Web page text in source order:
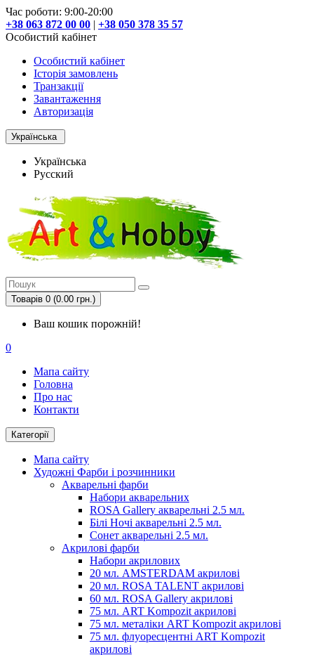
Час роботи: 9:00-20:00
+38 063 872 00 00 | +38 050 378 35 57
Особистий кабінет
Особистий кабінет
Історія замовлень
Транзакції
Завантаження
Авторизація
Українська
Українська
Русский
Товарів 0 (0.00 грн.)
Ваш кошик порожній!
0
Мапа сайту
Головна
Про нас
Контакти
Категорії
Мапа сайту
Художні Фарби і розчинники
Акварельні фарби
Набори акварельних
ROSA Gallery акварельні 2.5 мл.
Білі Ночі акварельні 2.5 мл.
Сонет акварельні 2.5 мл.
Акрилові фарби
Набори акрилових
20 мл. AMSTERDAM акрилові
20 мл. ROSA TALENT акрилові
60 мл. ROSA Gallery акрилові
75 мл. ART Kompozit акрилові
75 мл. металіки ART Kompozit акрилові
75 мл. флуоресцентні ART Kompozit
акрилові